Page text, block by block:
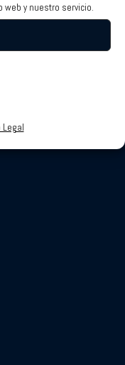
web y nuestro servicio.
Legal